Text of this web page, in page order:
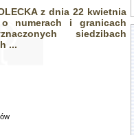
z dnia 22 kwietnia
numerach i granicach
siedzibach
...